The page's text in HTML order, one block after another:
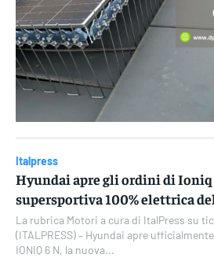
Italpress
Hyundai apre gli ordini di Ioniq
supersportiva 100% elettrica
La rubrica Motori a cura di ItalPress su
(ITALPRESS) – Hyundai apre
IONIQ 6 N, la nuova...